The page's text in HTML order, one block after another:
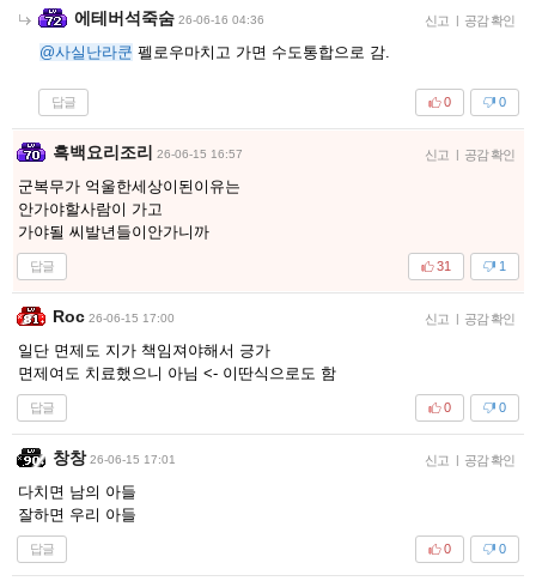
에테버석죽숨 26-06-16 04:36 신고 | 공감 확인
@사실난라쿤 펠로우마치고 가면 수도통합으로 감.
답글 0
0
흑백요리조리 26-06-15 16:57 신고 | 공감 확인
군복무가 억울한세상이된이유는
안가야할사람이 가고
가야될 씨발년들이안가니까
답글 1
31
Roc 26-06-15 17:00 신고 | 공감 확인
일단 면제도 지가 책임져야해서 긍가
면제여도 치료했으니 아님 <- 이딴식으로도 함
답글 0
0
창창 26-06-15 17:01 신고 | 공감 확인
다치면 남의 아들
잘하면 우리 아들
답글 0
0